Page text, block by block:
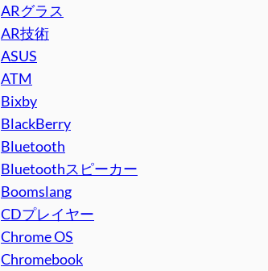
ARグラス
AR技術
ASUS
ATM
Bixby
BlackBerry
Bluetooth
Bluetoothスピーカー
Boomslang
CDプレイヤー
Chrome OS
Chromebook